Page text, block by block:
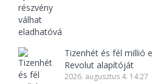
Tizenhét és fél millió
Revolut alapítóját
2026. augusztus 4. 14:27